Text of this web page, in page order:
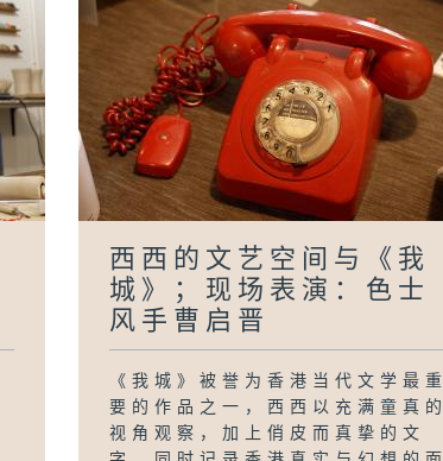
西西的文艺空间与《我
城》；现场表演：色士
风手曹启晋
《我城》被誉为香港当代文学最重
要的作品之一，西西以充满童真的
视角观察，加上俏皮而真挚的文